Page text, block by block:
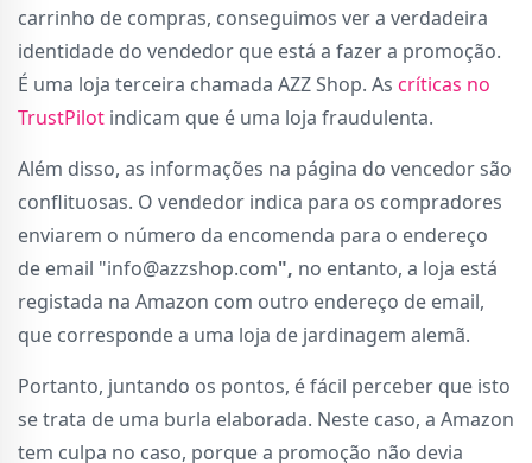
carrinho de compras, conseguimos ver a verdadeira
identidade do vendedor que está a fazer a promoção.
É uma loja terceira chamada AZZ Shop. As críticas no
TrustPilot indicam que é uma loja fraudulenta.
Além disso, as informações na página do vencedor são
conflituosas. O vendedor indica para os compradores
enviarem o número da encomenda para o endereço
de email "info@azzshop.com", no entanto, a loja está
registada na Amazon com outro endereço de email,
que corresponde a uma loja de jardinagem alemã.
Portanto, juntando os pontos, é fácil perceber que isto
se trata de uma burla elaborada. Neste caso, a Amazon
tem culpa no caso, porque a promoção não devia